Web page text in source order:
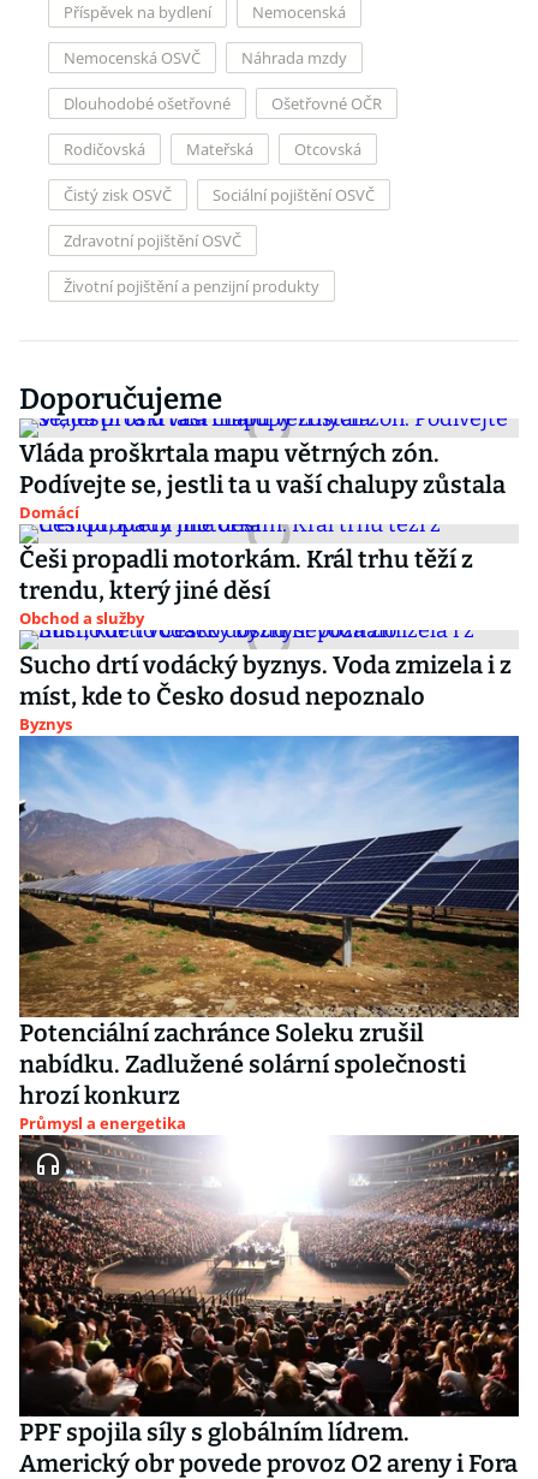
Příspěvek na bydlení Nemocenská
Nemocenská OSVČ Náhrada mzdy
Dlouhodobé ošetřovné Ošetřovné OČR
Rodičovská Mateřská Otcovská
Čistý zisk OSVČ Sociální pojištění OSVČ
Zdravotní pojištění OSVČ
Životní pojištění a penzijní produkty
Doporučujeme
Vláda proškrtala mapu větrných zón.
Podívejte se, jestli ta u vaší chalupy zůstala
Domácí
Češi propadli motorkám. Král trhu těží z
trendu, který jiné děsí
Obchod a služby
Sucho drtí vodácký byznys. Voda zmizela i z
míst, kde to Česko dosud nepoznalo
Byznys
Potenciální zachránce Soleku zrušil
nabídku. Zadlužené solární společnosti
hrozí konkurz
Průmysl a energetika
PPF spojila síly s globálním lídrem.
Americký obr povede provoz O2 areny i Fora